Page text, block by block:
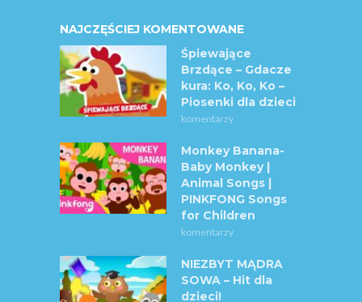
NAJCZĘŚCIEJ KOMENTOWANE
Śpiewające
Brzdące – Gdacze
kura: Ko, Ko, Ko –
Piosenki dla dzieci
komentarzy
Monkey Banana-
Baby Monkey |
Animal Songs |
PINKFONG Songs
for Children
komentarzy
NIEZBYT MĄDRA
SOWA – Hit dla
dzieci!